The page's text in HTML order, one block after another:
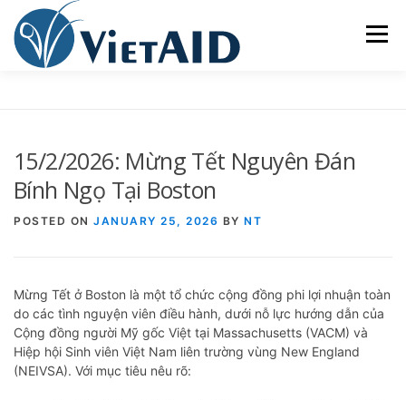
content
Menu
TRUNG TÂM CỘNG ĐỒNG SINH HOẠT
15/2/2026: Mừng Tết Nguyên Đán
Bính Ngọ Tại Boston
POSTED ON JANUARY 25, 2026 BY NT
Mừng Tết ở Boston là một tổ chức cộng đồng phi lợi nhuận toàn
do các tình nguyện viên điều hành, dưới nỗ lực hướng dẫn của
Cộng đồng người Mỹ gốc Việt tại Massachusetts (VACM) và
Hiệp hội Sinh viên Việt Nam liên trường vùng New England
(NEIVSA). Với mục tiêu nêu rõ: